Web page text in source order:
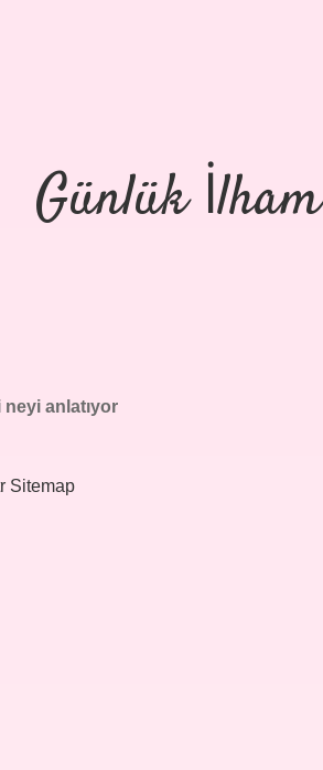
Günlük İlham
anlatıyor
Sitemap